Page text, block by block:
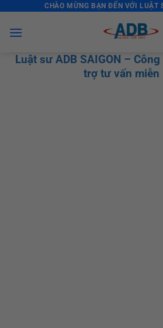
content
CHÀO MỪNG BẠN ĐẾN VỚI LUẬT
Luật sư ADB SAIGON –
trợ tư vấn miễn